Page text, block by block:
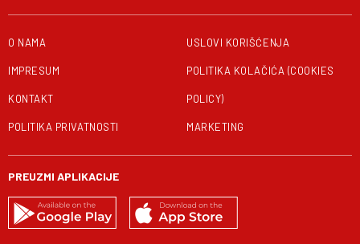
O NAMA
IMPRESUM
KONTAKT
POLITIKA PRIVATNOSTI
USLOVI KORIŠĆENJA
POLITIKA KOLAČIĆA (COOKIES
POLICY)
MARKETING
PREUZMI APLIKACIJE